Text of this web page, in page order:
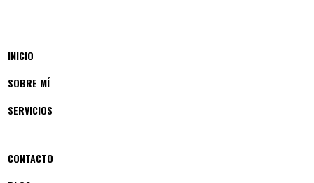
INICIO
SOBRE MÍ
SERVICIOS
CONTACTO